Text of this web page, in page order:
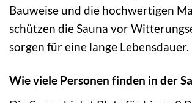
Bauweise und die hochwertigen
schützen die Sauna vor
sorgen für eine lange Lebensdauer.
Wie viele Personen finden in der